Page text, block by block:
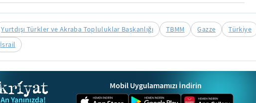
Yurtdışı Türkler ve Akraba Topluluklar Başkanlığı TBMM Gazze
Türkiye
İsrail
Mobil Uygulamamızı İndirin